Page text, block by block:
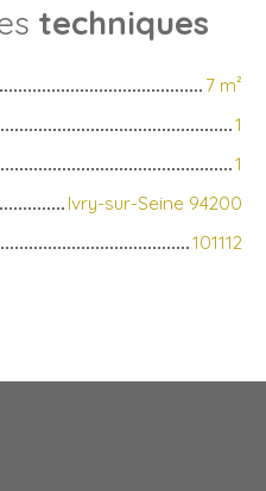
techniques
7 m²
1
1
Ivry-sur-Seine 94200
101112